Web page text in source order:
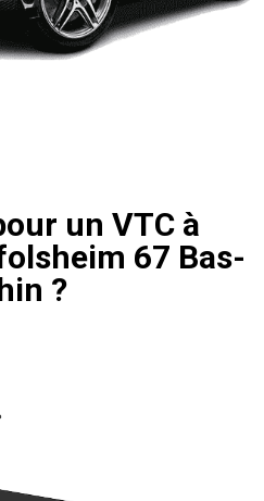
un VTC à
67 Bas-
?